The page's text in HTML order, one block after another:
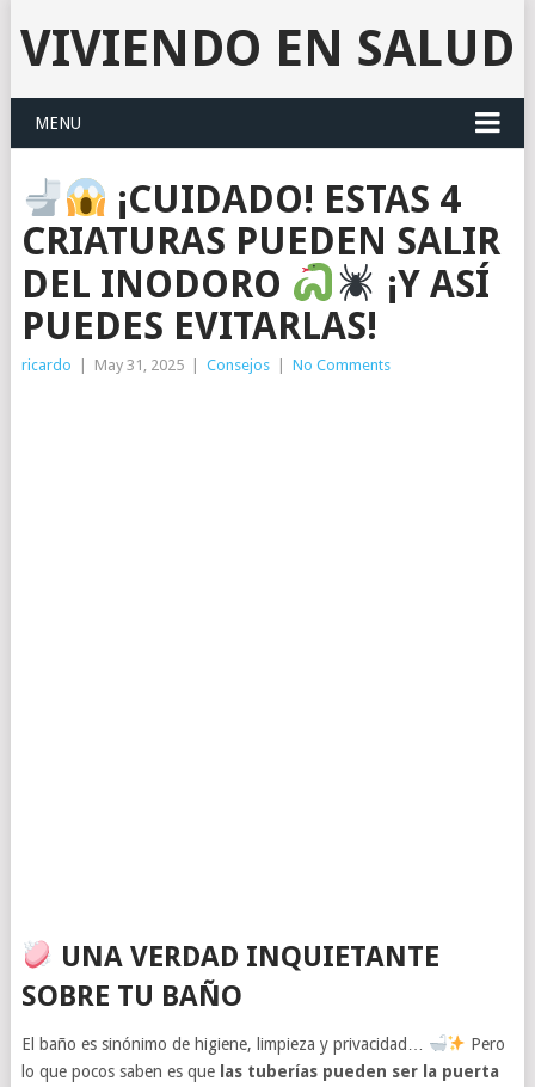
VIVIENDO EN SALUD
MENU
¡CUIDADO! ESTAS 4
CRIATURAS PUEDEN SALIR
DEL INODORO
¡Y ASÍ
PUEDES EVITARLAS!
ricardo | May 31, 2025 | Consejos | No Comments
UNA VERDAD INQUIETANTE
SOBRE TU BAÑO
El baño es sinónimo de higiene, limpieza y privacidad…
Pero
lo que pocos saben es que las tuberías pueden ser la puerta